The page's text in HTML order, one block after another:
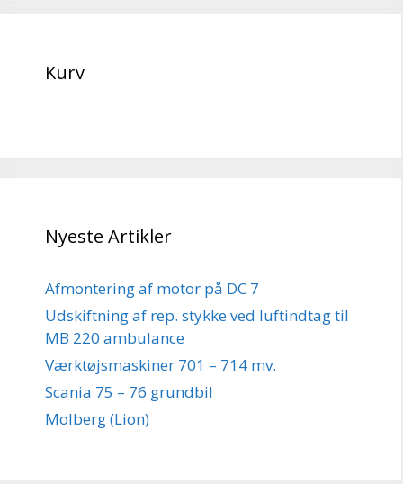
Kurv
Nyeste Artikler
Afmontering af motor på DC 7
Udskiftning af rep. stykke ved luftindtag til
MB 220 ambulance
Værktøjsmaskiner 701 – 714 mv.
Scania 75 – 76 grundbil
Molberg (Lion)